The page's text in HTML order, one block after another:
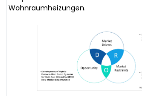
Wohnraumheizungen.